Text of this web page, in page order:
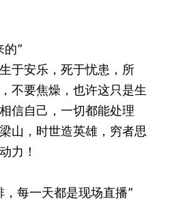
的”
于安乐，死于忧患，所
不要焦燥，也许这只是生
信自己，一切都能处理
山，时世造英雄，穷者思
力！
每一天都是现场直播”